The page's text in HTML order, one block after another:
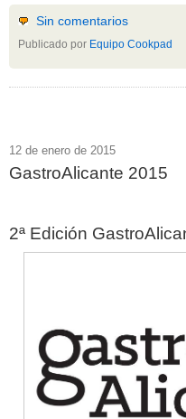
Sin comentarios
Publicado por Equipo Cookpad
12 de enero de 2015
GastroAlicante 2015
2ª Edición